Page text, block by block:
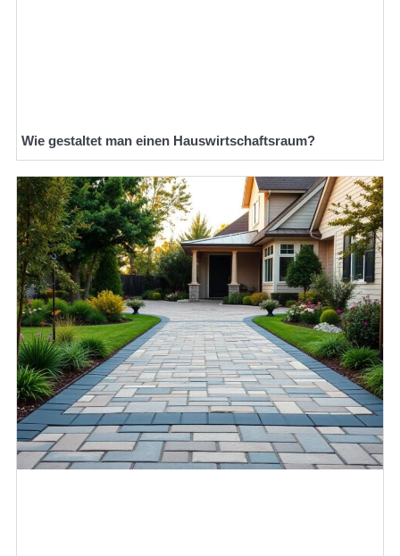
Wie gestaltet man einen Hauswirtschaftsraum?